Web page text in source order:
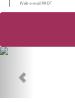
Web e-mail PAOT